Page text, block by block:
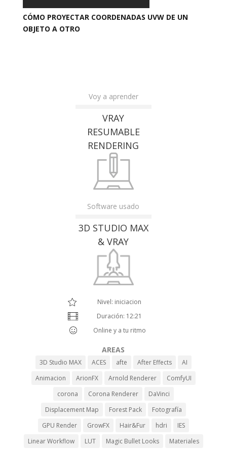
CÓMO PROYECTAR COORDENADAS UVW DE UN
OBJETO A OTRO
Voy a aprender
VRAY
RESUMABLE
RENDERING
Software usado
3D STUDIO MAX
& VRAY
Nivel: iniciacion
Duración: 12:21
Online y a tu ritmo
AREAS
3D Studio MAX ACES afte After Effects
AI
Animacion
ArionFX Arnold Renderer
ComfyUI
corona
Corona Renderer
DaVinci
Displacement Map
Forest Pack
Fotografía
GPU Render
GrowFX Hair&Fur hdri
IES
Linear Workflow
LUT Magic Bullet Looks Materiales